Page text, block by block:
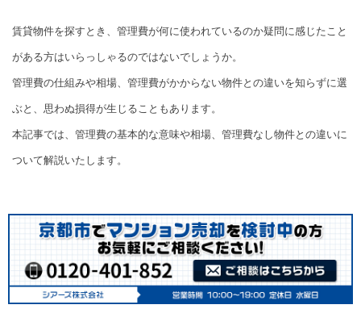
賃貸物件を探すとき、管理費が何に使われているのか疑問に感じたこと
がある方はいらっしゃるのではないでしょうか。
管理費の仕組みや相場、管理費がかからない物件との違いを知らずに選
ぶと、思わぬ損得が生じることもあります。
本記事では、管理費の基本的な意味や相場、管理費なし物件との違いに
ついて解説いたします。